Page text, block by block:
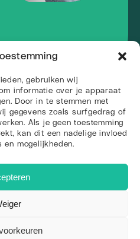
gebruiken wij
informatie over je apparaat
Door in te stemmen met
gegevens zoals surfgedrag of
Als je geen toestemming
kan dit een nadelige invloed
mogelijkheden.
Sittard
79